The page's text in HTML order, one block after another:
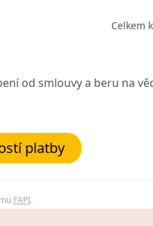
Celkem
od smlouvy a beru na
platby
FAPI.